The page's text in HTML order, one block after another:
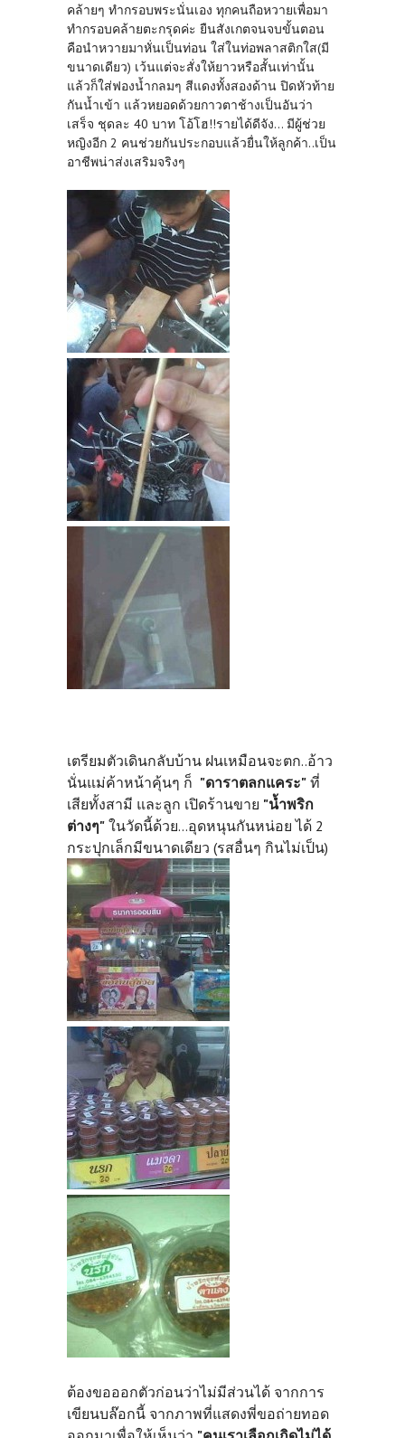
คล้ายๆ ทำกรอบพระนั่นเอง ทุกคนถือหวายเพื่อมา
ทำกรอบคล้ายตะกรุดค่ะ ยืนสังเกตจนจบขั้นตอน
คือนำหวายมาหั่นเป็นท่อน ใส่ในท่อพลาสติกใส(มี
ขนาดเดียว) เว้นแต่จะสั่งให้ยาวหรือสั้นเท่านั้น
แล้วก็ใส่ฟองน้ำกลมๆ สีแดงทั้งสองด้าน ปิดหัวท้าย
กันน้ำเข้า แล้วหยอดด้วยกาวตาช้างเป็นอันว่า
เสร็จ ชุดละ 40 บาท โอ้โฮ!!รายได้ดีจัง... มีผู้ช่วย
หญิงอีก 2 คนช่วยกันประกอบแล้วยื่นให้ลูกค้า..เป็น
อาชีพน่าส่งเสริมจริงๆ
เตรียมตัวเดินกลับบ้าน ฝนเหมือนจะตก..อ้าว
นั่นแม่ค้าหน้าคุ้นๆ ก็ "ดาราตลกแคระ" ที่
เสียทั้งสามี และลูก เปิดร้านขาย "น้ำพริก
ต่างๆ" ในวัดนี้ด้วย...อุดหนุนกันหน่อย ได้ 2
กระปุกเล็กมีขนาดเดียว (รสอื่นๆ กินไม่เป็น)
ต้องขอออกตัวก่อนว่าไม่มีส่วนได้ จากการ
เขียนบล๊อกนี้ จากภาพที่แสดงพี่ขอถ่ายทอด